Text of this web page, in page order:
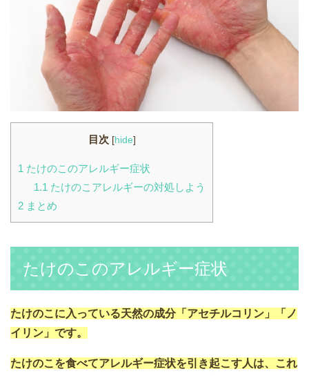
目次 [hide]
1 たけのこのアレルギー症状
1.1たけのこアレルギーの対処しよう
2 まとめ
たけのこのアレルギー症状
たけのこに入っている天然の成分「アセチルコリン」「ノ
イリン」です。
たけのこを食べてアレルギー症状を引き起こす人は、これ